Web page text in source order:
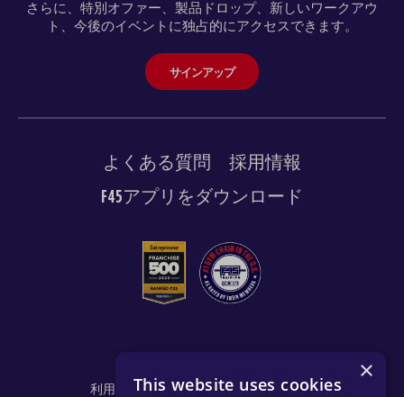
さらに、特別オファー、製品ドロップ、新しいワークアウ
ト、今後のイベントに独占的にアクセスできます。
サインアップ
よくある質問
採用情報
F45アプリをダウンロード
© 2026 F45 TRAINING
利用規約と開示 プライバシーポリシー
×
This website uses cookies